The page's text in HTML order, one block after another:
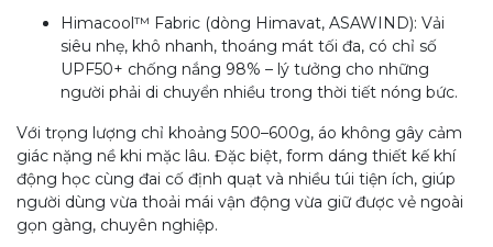
Himacool™ Fabric (dòng Himavat, ASAWIND): Vải
siêu nhẹ, khô nhanh, thoáng mát tối đa, có chỉ số
UPF50+ chống nắng 98% – lý tưởng cho những
người phải di chuyển nhiều trong thời tiết nóng bức.
Với trọng lượng chỉ khoảng 500–600g, áo không gây cảm
giác nặng nề khi mặc lâu. Đặc biệt, form dáng thiết kế khí
động học cùng đai cố định quạt và nhiều túi tiện ích, giúp
người dùng vừa thoải mái vận động vừa giữ được vẻ ngoài
gọn gàng, chuyên nghiệp.